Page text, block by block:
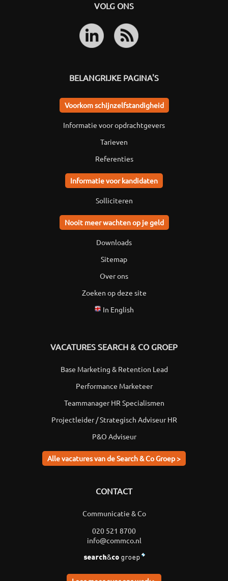
VOLG ONS
BELANGRIJKE PAGINA'S
Voorkom schijnzelfstandigheid
Informatie voor opdrachtgevers
Tarieven
Referenties
Informatie voor kandidaten
Solliciteren
Nooit meer wachten op je geld
Downloads
Sitemap
Over ons
Zoeken op deze site
In English
VACATURES SEARCH & CO GROEP
Base Marketing & Retention Lead
Performance Marketeer
Teammanager HR Specialismen
Projectleider / Strategisch Adviseur HR
P&O Adviseur
Alle vacatures van de Search & Co Groep >
CONTACT
Communicatie & Co
020 521 8700
info@commco.nl